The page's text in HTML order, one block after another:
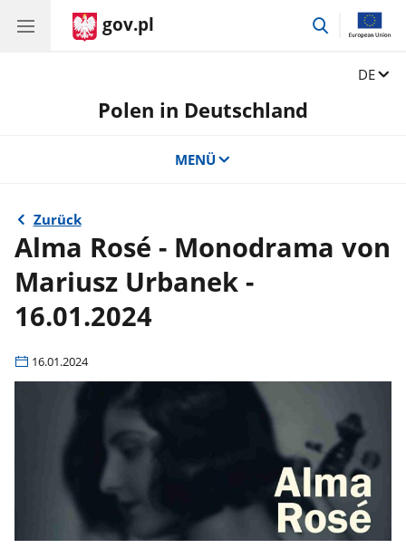
gov.pl
Suchen
DE
Polen in Deutschland
MENÜ
Zurück
Alma Rosé - Monodrama von
Mariusz Urbanek -
16.01.2024
16.01.2024